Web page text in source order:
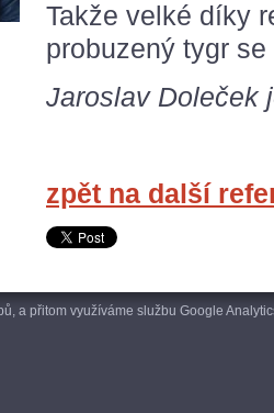
Takže velké díky
probuzený tygr
Jaroslav Doleček
zpět na další
a přitom využíváme službu Google